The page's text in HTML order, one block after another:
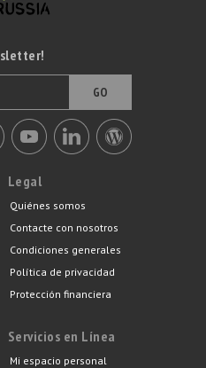
GO
Legal
Quiénes somos
Contacte con nosotros
Condiciones generales
Política de privacidad
Protección financiera
Servicios en Línea
Mi espacio personal